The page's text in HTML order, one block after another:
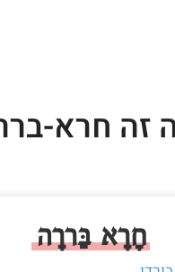
זה חרא-
חָרָא בַּררָה